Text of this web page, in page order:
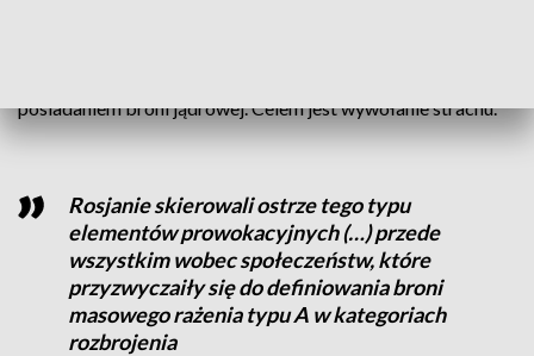
posiadaniem broni jądrowej. Celem jest wywołanie strachu.
Rosjanie skierowali ostrze tego typu
elementów prowokacyjnych (…) przede
wszystkim wobec społeczeństw, które
przyzwyczaiły się do definiowania broni
masowego rażenia typu A w kategoriach
rozbrojenia